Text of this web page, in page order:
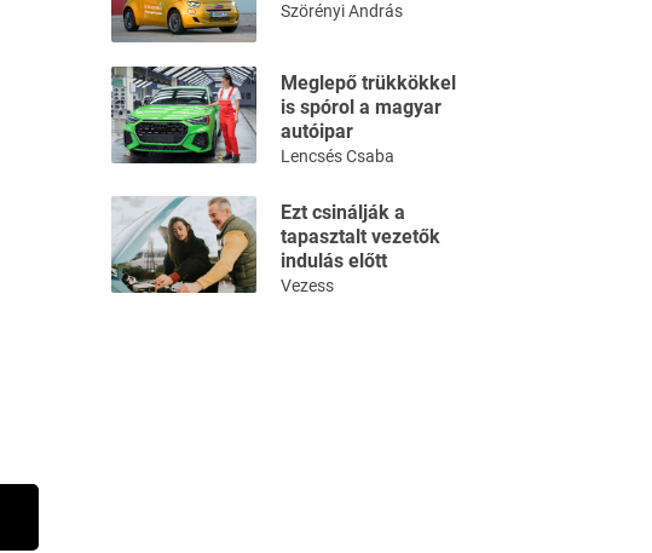
Szörényi András
Meglepő trükkökkel
is spórol a magyar
autóipar
Lencsés Csaba
Ezt csinálják a
tapasztalt vezetők
indulás előtt
Vezess